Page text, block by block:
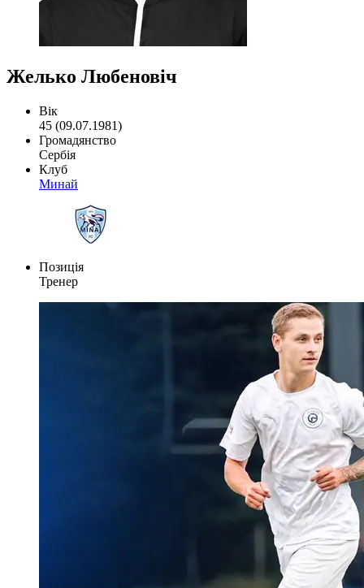
Желько Любеновіч
Вік
45 (09.07.1981)
Громадянство
Сербія
Клуб
Минай
Позиція
Тренер